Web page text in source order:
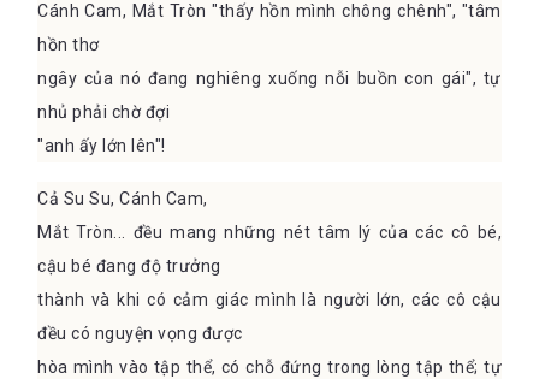
Cánh Cam, Mắt Tròn "thấy hồn mình chông chênh", "tâm
hồn thơ
ngây của nó đang nghiêng xuống nỗi buồn con gái", tự
nhủ phải chờ đợi
"anh ấy lớn lên"!
Cả Su Su, Cánh Cam,
Mắt Tròn... đều mang những nét tâm lý của các cô bé,
cậu bé đang độ trưởng
thành và khi có cảm giác mình là người lớn, các cô cậu
đều có nguyện vọng được
hòa mình vào tập thể, có chỗ đứng trong lòng tập thể; tự